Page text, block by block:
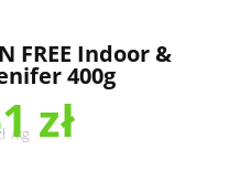
FREE Indoor &
400g
zł
/kg